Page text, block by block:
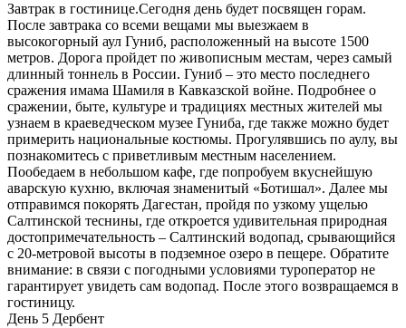
Завтрак в гостинице.Сегодня день будет посвящен горам.
После завтрака со всеми вещами мы выезжаем в
высокогорный аул Гуниб, расположенный на высоте 1500
метров. Дорога пройдет по живописным местам, через самый
длинный тоннель в России. Гуниб – это место последнего
сражения имама Шамиля в Кавказской войне. Подробнее о
сражении, быте, культуре и традициях местных жителей мы
узнаем в краеведческом музее Гуниба, где также можно будет
примерить национальные костюмы. Прогулявшись по аулу, вы
познакомитесь с приветливым местным населением.
Пообедаем в небольшом кафе, где попробуем вкуснейшую
аварскую кухню, включая знаменитый «Ботишал». Далее мы
отправимся покорять Дагестан, пройдя по узкому ущелью
Салтинской теснины, где откроется удивительная природная
достопримечательность – Салтинский водопад, срывающийся
с 20-метровой высоты в подземное озеро в пещере. Обратите
внимание: в связи с погодными условиями туроператор не
гарантирует увидеть сам водопад. После этого возвращаемся в
гостиницу.
День 5 Дербент